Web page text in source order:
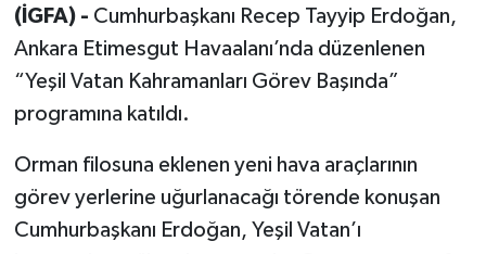
(İGFA) - Cumhurbaşkanı Recep Tayyip Erdoğan,
Ankara Etimesgut Havaalanı’nda düzenlenen
“Yeşil Vatan Kahramanları Görev Başında”
programına katıldı.
Orman filosuna eklenen yeni hava araçlarının
görev yerlerine uğurlanacağı törende konuşan
Cumhurbaşkanı Erdoğan, Yeşil Vatan’ı